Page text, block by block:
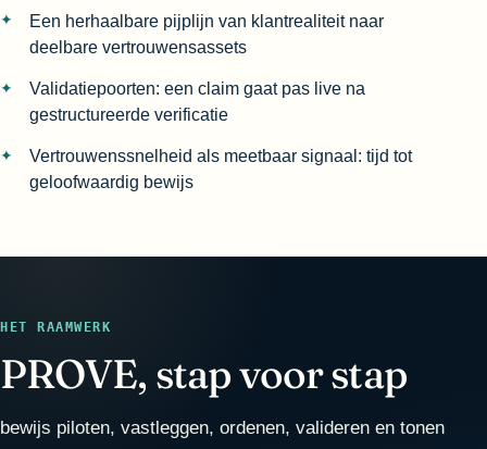
Een herhaalbare pijplijn van klantrealiteit naar
deelbare vertrouwensassets
Validatiepoorten: een claim gaat pas live na
gestructureerde verificatie
Vertrouwenssnelheid als meetbaar signaal: tijd tot
geloofwaardig bewijs
HET RAAMWERK
PROVE, stap voor stap
bewijs piloten, vastleggen, ordenen, valideren en tonen